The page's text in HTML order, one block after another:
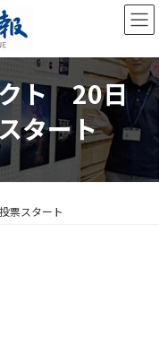
クト 20日
タート
票スタート